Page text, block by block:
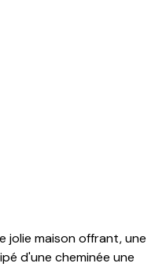
jolie maison offrant, une
d'une cheminée une